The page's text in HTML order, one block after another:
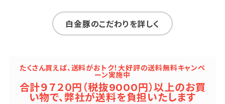
白金豚のこだわりを詳しく
たくさん買えば、送料がおトク！大好評の送料無料キャンペ
ーン実施中
合計９７２０円（税抜9000円）以上のお買
い物で、弊社が送料を負担いたします